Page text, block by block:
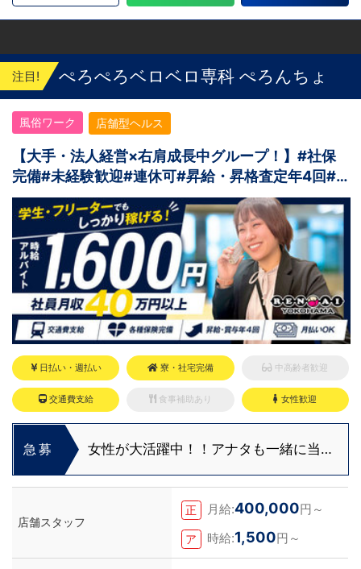
注目! ぺろぺろベロベロ専科 ぺろんちょ
風俗ワーク 店舗型ヘルス
【大手・法人経営×右肩成長中グループ！】#社保
完備#未経験歓迎#連休可#昇給・昇格査定年4回#
寮完備
日払い・週払い 寮・社宅完備 中高齢者歓迎
交通費支給 食事補助あり 女性歓迎
急募
女性が大活躍中！！アナタも一緒に当グ
店舗スタッフ
正 月給:400,000円～
ア 時給:1,500円～